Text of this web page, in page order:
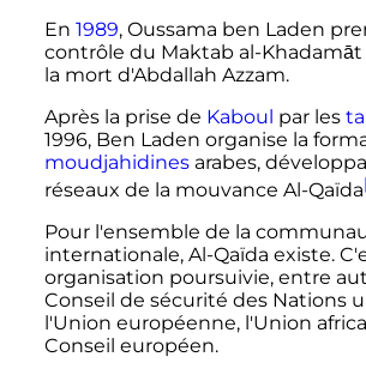
En 1989, Oussama ben Laden
contrôle du Maktab al-Khadamāt
la mort d'Abdallah Azzam.
Après la prise de Kaboul par les
1996, Ben Laden organise la
moudjahidinesarabes,
réseaux de la mouvance Al-Qaïda
Pour l'ensemble de la
internationale, Al-Qaïda existe.
organisation poursuivie, entre
Conseil de sécurité des Nations
l'Union européenne, l'Union
Conseil européen.